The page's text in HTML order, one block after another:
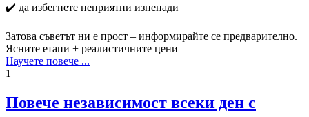
✔️ да избегнете неприятни изненади
Затова съветът ни е прост – информирайте се предварително.
Ясните етапи + реалистичните цени
Научете повече ...
1
Повече независимост всеки ден с